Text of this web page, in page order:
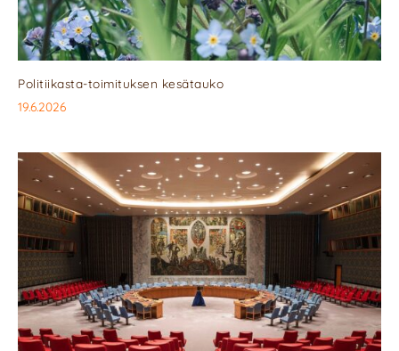
Politiikasta-toimituksen kesätauko
19.6.2026